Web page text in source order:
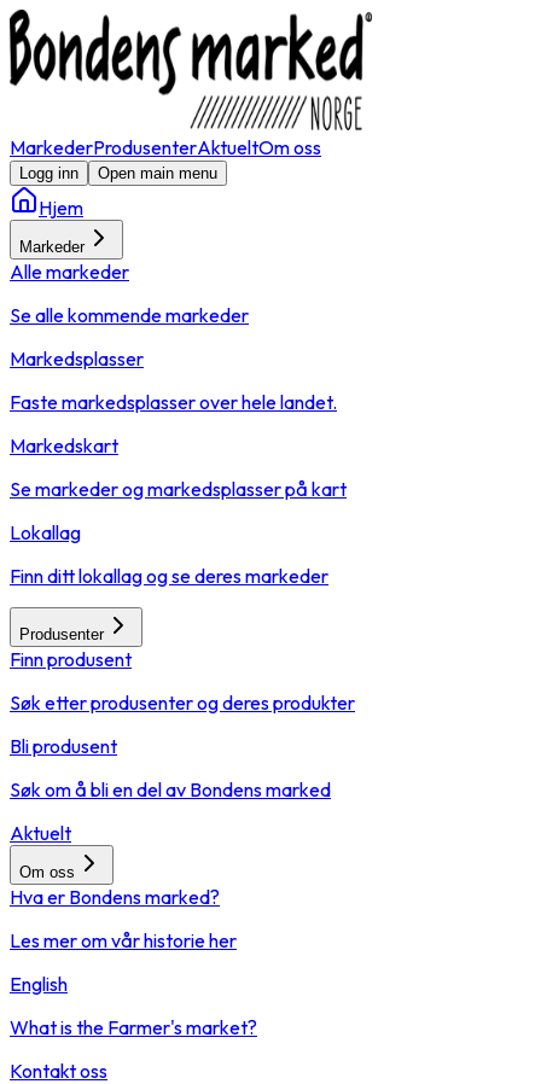
MarkederProdusenterAktueltOm oss
Logg inn Open main menu
Hjem
Markeder
Alle markeder
Se alle kommende markeder
Markedsplasser
Faste markedsplasser over hele landet.
Markedskart
Se markeder og markedsplasser på kart
Lokallag
Finn ditt lokallag og se deres markeder
Produsenter
Finn produsent
Søk etter produsenter og deres produkter
Bli produsent
Søk om å bli en del av Bondens marked
Aktuelt
Om oss
Hva er Bondens marked?
Les mer om vår historie her
English
What is the Farmer's market?
Kontakt oss